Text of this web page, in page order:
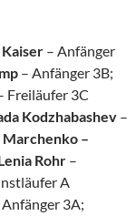
– Anfänger
– Anfänger 3B;
Freiläufer 3C
Kodzhabashev –
–
Rohr –
A
Anfänger 3A;